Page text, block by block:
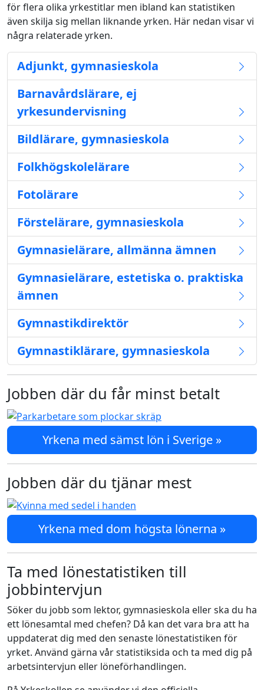
för flera olika yrkestitlar men ibland kan statistiken
även skilja sig mellan liknande yrken. Här nedan visar vi
några relaterade yrken.
Adjunkt, gymnasieskola
Barnavårdslärare, ej
yrkesundervisning
Bildlärare, gymnasieskola
Folkhögskolelärare
Fotolärare
Förstelärare, gymnasieskola
Gymnasielärare, allmänna ämnen
Gymnasielärare, estetiska o. praktiska
ämnen
Gymnastikdirektör
Gymnastiklärare, gymnasieskola
Jobben där du får minst betalt
Yrkena med sämst lön i Sverige »
Jobben där du tjänar mest
Yrkena med dom högsta lönerna »
Ta med lönestatistiken till
jobbintervjun
Söker du jobb som lektor, gymnasieskola eller ska du ha
ett lönesamtal med chefen? Då kan det vara bra att ha
uppdaterat dig med den senaste lönestatistiken för
yrket. Använd gärna vår statistiksida och ta med dig på
arbetsintervjun eller löneförhandlingen.